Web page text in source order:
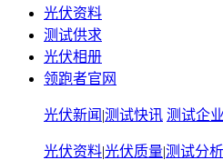
光伏资料
测试供求
光伏相册
领跑者官网
光伏新闻 |测试快讯 测试企业
光伏资料|光伏质量|测试分析